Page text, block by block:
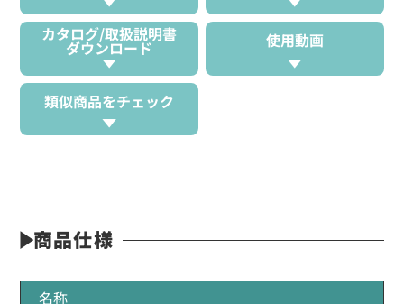
カタログ/取扱説明書
ダウンロード 使用動画
類似商品をチェック
商品仕様
名称